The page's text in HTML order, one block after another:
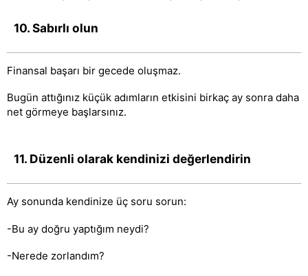
10. Sabırlı olun
Finansal başarı bir gecede oluşmaz.
Bugün attığınız küçük adımların etkisini birkaç ay sonra daha
net görmeye başlarsınız.
11. Düzenli olarak kendinizi değerlendirin
Ay sonunda kendinize üç soru sorun:
-Bu ay doğru yaptığım neydi?
-Nerede zorlandım?